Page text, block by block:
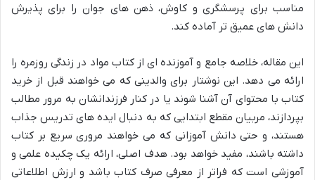
مناسب برای پرسشگری و کاوش، ذهن های جوان را برای پذیرش
دانش های عمیق تر آماده کند.
این مقاله، خلاصه جامع و آموزنده ای از کتاب مواد در زندگی روزمره را
ارائه می دهد. این نوشتار برای والدینی که می خواهند قبل از خرید
کتاب با محتوای آن آشنا شوند یا در کنار فرزندانشان به مرور مطالب
بپردازند، مربیان مقطع ابتدایی که به دنبال ایده های تدریس جذاب
هستند، و حتی دانش آموزانی که می خواهند مروری سریع بر کتاب
داشته باشند، مفید خواهد بود. هدف اصلی، ارائه یک چکیده علمی و
آموزشی است که فراتر از معرفی صرف کتاب باشد و ارزش اطلاعاتی